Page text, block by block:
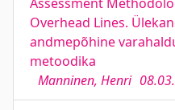
Overhead Lines.
andmepõhine
metoodika
Manninen, Henri